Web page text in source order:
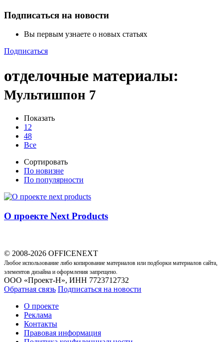
Подписаться на новости
Вы первым узнаете о новых статьях
Подписаться
отделочные материалы:
Мультишпон 7
Показать
12
48
Все
Сортировать
По новизне
По популярности
О проекте Next Products
© 2008-2026 OFFICENEXT
Любое использование либо копирование материалов или подборки материалов сайта,
элементов дизайна и оформления запрещено.
ООО «Проект-Н», ИНН 7723712732
Обратная связь Подписаться на новости
О проекте
Реклама
Контакты
Правовая информация